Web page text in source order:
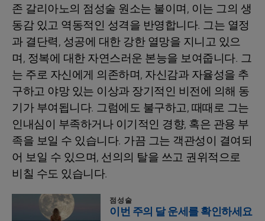
존 갈리아노의 점성술 원소는 불이며, 이는 그의 생
동감 있고 역동적인 성격을 반영합니다. 그는 열정
과 결단력, 성공에 대한 강한 열망을 지니고 있으
며, 정복에 대한 자연스러운 본능을 보여줍니다. 그
는 주로 자신에게 의존하며, 자신감과 자율성을 추
구하고 야망 있는 이상과 장기적인 비전에 의해 동
기가 부여됩니다. 그럼에도 불구하고, 때때로 그는
인내심이 부족하거나 이기적인 경향, 혹은 관용 부
족을 보일 수 있습니다. 가끔 그는 객관성이 결여되
어 보일 수 있으며, 선의의 탈을 쓰고 권위적으로
비칠 수도 있습니다.
점성술
이번 주의 달 운세를 확인하세요